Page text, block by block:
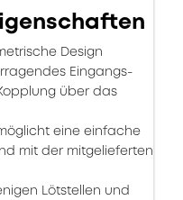
Design
Eingangs-
über das
eine einfache
mit der mitgelieferten
Lötstellen und